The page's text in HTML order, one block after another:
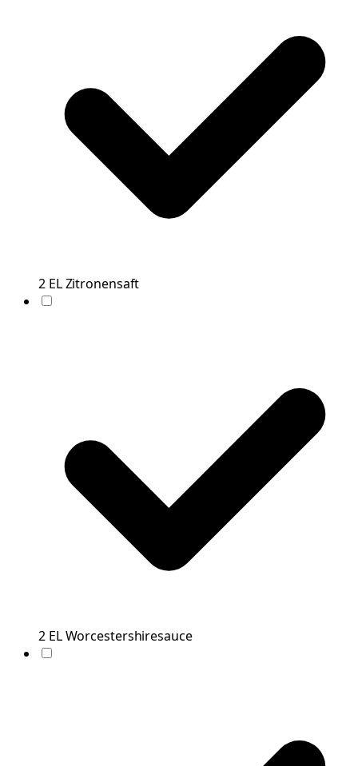
2 ELZitronensaft
2 ELWorcestershiresauce